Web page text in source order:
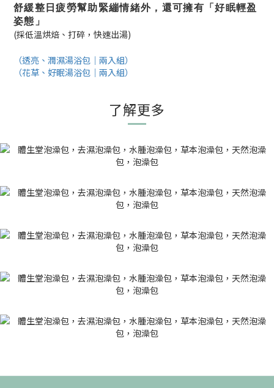
舒緩整日疲勞幫助緊繃情緒外，還可擁有「好眠輕盈
姿態」
(採低溫烘焙、打碎，快速出湯)
（透亮、潤濕湯浴包｜兩入組）
（花草、好眠湯浴包｜兩入組）
了解更多